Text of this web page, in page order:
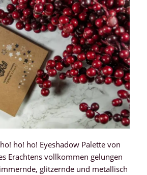
ho! ho! Eyeshadow Palette von
Erachtens vollkommen gelungen
glitzernde und metallisch